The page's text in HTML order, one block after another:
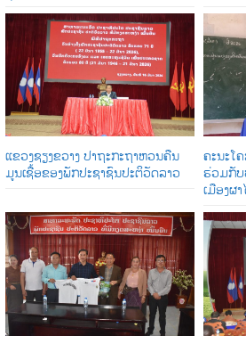
ແຂວງຊຽງຂວາງ ປາຖະກະຖາຫວນຄືນ
ມູນເຊື້ອຂອງພັກປະຊາຊົນປະຕິວັດລາວ
ຄະນະໂ
ຮ່ວມກັບ
ເມືອງຜາ